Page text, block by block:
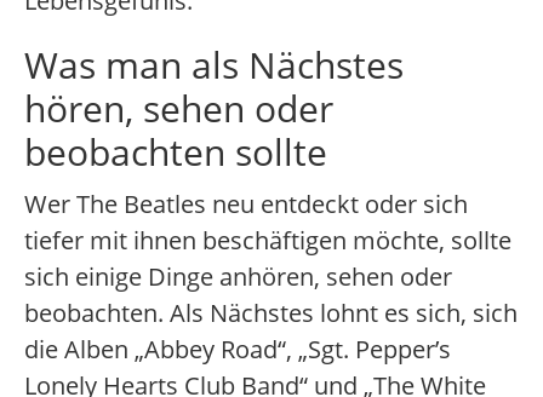
Was man als Nächstes
hören, sehen oder
beobachten sollte
Wer The Beatles neu entdeckt oder sich
tiefer mit ihnen beschäftigen möchte, sollte
sich einige Dinge anhören, sehen oder
beobachten. Als Nächstes lohnt es sich, sich
die Alben „Abbey Road“, „Sgt. Pepper’s
Lonely Hearts Club Band“ und „The White